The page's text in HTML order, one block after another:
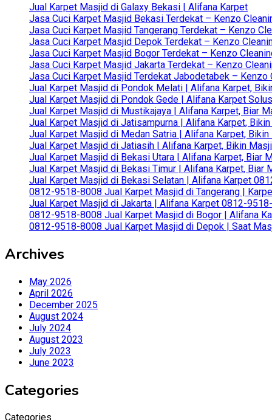
Jual Karpet Masjid di Galaxy Bekasi | Alifana Karpet
Jasa Cuci Karpet Masjid Bekasi Terdekat – Kenzo
Jasa Cuci Karpet Masjid Tangerang Terdekat – Kenzo
Jasa Cuci Karpet Masjid Depok Terdekat – Kenzo
Jasa Cuci Karpet Masjid Bogor Terdekat – Kenzo
Jasa Cuci Karpet Masjid Jakarta Terdekat – Kenzo
Jasa Cuci Karpet Masjid Terdekat Jabodetabek –
Jual Karpet Masjid di Pondok Melati | Alifana Karpet,
Jual Karpet Masjid di Pondok Gede | Alifana Karpet
Jual Karpet Masjid di Mustikajaya | Alifana Karpet, Biar
Jual Karpet Masjid di Jatisampurna | Alifana Karpet,
Jual Karpet Masjid di Medan Satria | Alifana Karpet,
Jual Karpet Masjid di Jatiasih | Alifana Karpet, Bikin
Jual Karpet Masjid di Bekasi Utara | Alifana Karpet, Biar
Jual Karpet Masjid di Bekasi Timur | Alifana Karpet, Biar
Jual Karpet Masjid di Bekasi Selatan | Alifana Karpet
0812-9518-8008 Jual Karpet Masjid di Tangerang |
Jual Karpet Masjid di Jakarta | Alifana Karpet 0812-
0812-9518-8008 Jual Karpet Masjid di Bogor | Alifana
0812-9518-8008 Jual Karpet Masjid di Depok | Saat
Archives
May 2026
April 2026
December 2025
August 2024
July 2024
August 2023
July 2023
June 2023
Categories
Categories